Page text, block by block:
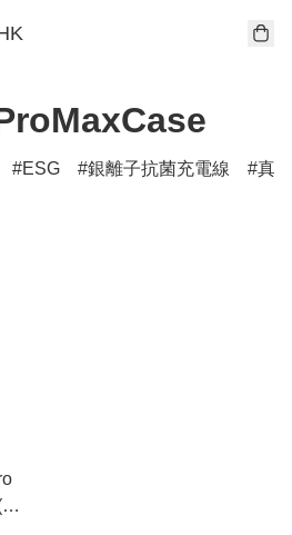
ESG 銀離子抗菌充電線
真